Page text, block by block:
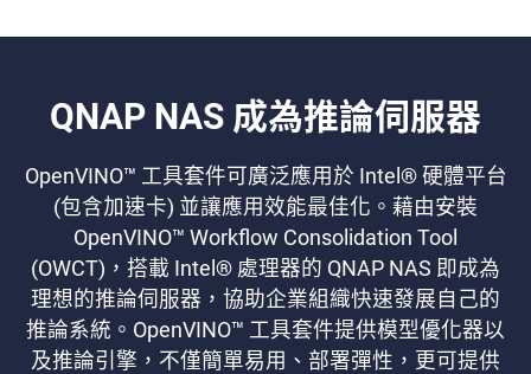
QNAP NAS 成為推論伺服器
OpenVINO™ 工具套件可廣泛應用於 Intel® 硬體平台
(包含加速卡) 並讓應用效能最佳化。藉由安裝
OpenVINO™ Workflow Consolidation Tool
(OWCT)，搭載 Intel® 處理器的 QNAP NAS 即成為
理想的推論伺服器，協助企業組織快速發展自己的
推論系統。OpenVINO™ 工具套件提供模型優化器以
及推論引擎，不僅簡單易用、部署彈性，更可提供